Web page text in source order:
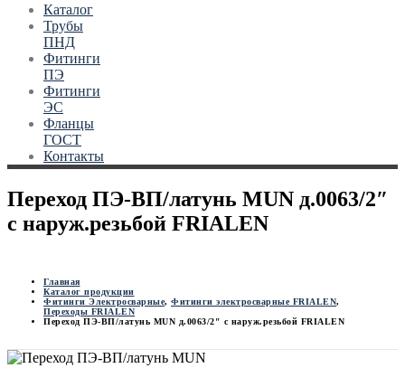
Каталог
Трубы
ПНД
Фитинги
ПЭ
Фитинги
ЭС
Фланцы
ГОСТ
Контакты
Переход ПЭ-ВП/латунь MUN д.0063/2″
с наруж.резьбой FRIALEN
Главная
Каталог продукции
Фитинги Электросварные, Фитинги электросварные FRIALEN,
Переходы FRIALEN
Переход ПЭ-ВП/латунь MUN д.0063/2″ с наруж.резьбой FRIALEN